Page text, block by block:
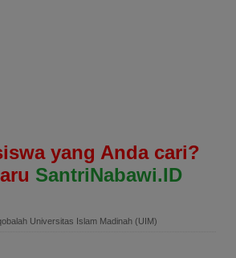
yang Anda cari?
SantriNabawi.ID
Universitas Islam Madinah (UIM)